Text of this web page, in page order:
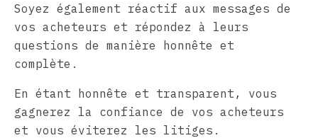
Soyez également réactif aux messages de
vos acheteurs et répondez à leurs
questions de manière honnête et
complète.
En étant honnête et transparent, vous
gagnerez la confiance de vos acheteurs
et vous éviterez les litiges.